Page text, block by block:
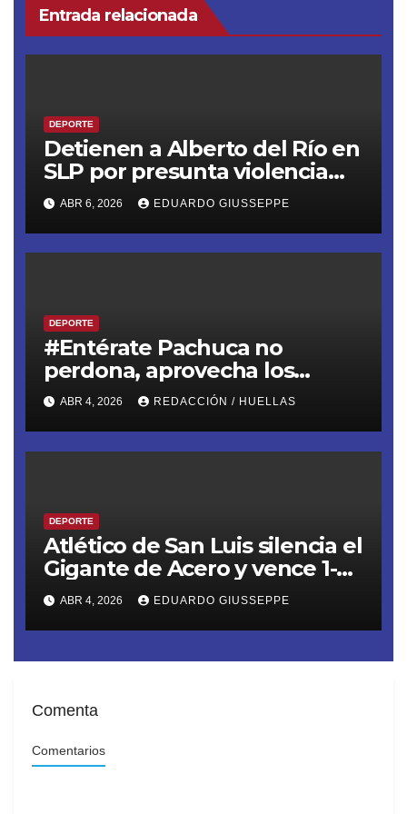
Entrada relacionada
DEPORTE
Detienen a Alberto del Río en
SLP por presunta violencia
familiar. El exluchador de la
WWE fue arrestado por la
Guardia Civil Estatal tras
ABR 6, 2026 EDUARDO GIUSSEPPE
DEPORTE
#Entérate Pachuca no
perdona, aprovecha los
errores de Cruz Azul y se lleva
un triunfazo de 1-2 a domicilio
ABR 4, 2026 REDACCIÓN / HUELLAS
DEPORTE
Atlético de San Luis silencia el
Gigante de Acero y vence 1-2
a Monterrey. Los Rayados
profundizan su crisis y se
alejan de la Liguilla en el
Clausura 2026
ABR 4, 2026 EDUARDO GIUSSEPPE
Comenta
Comentarios